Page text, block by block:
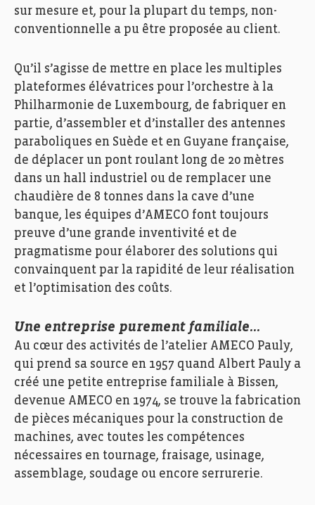
sur mesure et, pour la plupart du temps, non-
conventionnelle a pu être proposée au client.
Qu’il s’agisse de mettre en place les multiples
plateformes élévatrices pour l’orchestre à la
Philharmonie de Luxembourg, de fabriquer en
partie, d’assembler et d’installer des antennes
paraboliques en Suède et en Guyane française,
de déplacer un pont roulant long de 20 mètres
dans un hall industriel ou de remplacer une
chaudière de 8 tonnes dans la cave d’une
banque, les équipes d’AMECO font toujours
preuve d’une grande inventivité et de
pragmatisme pour élaborer des solutions qui
convainquent par la rapidité de leur réalisation
et l’optimisation des coûts.
Une entreprise purement familiale…
Au cœur des activités de l’atelier AMECO Pauly,
qui prend sa source en 1957 quand Albert Pauly a
créé une petite entreprise familiale à Bissen,
devenue AMECO en 1974, se trouve la fabrication
de pièces mécaniques pour la construction de
machines, avec toutes les compétences
nécessaires en tournage, fraisage, usinage,
assemblage, soudage ou encore serrurerie.